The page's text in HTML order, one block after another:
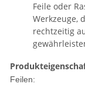
Feile oder
Werkzeuge,
rechtzeitig
Feilen: